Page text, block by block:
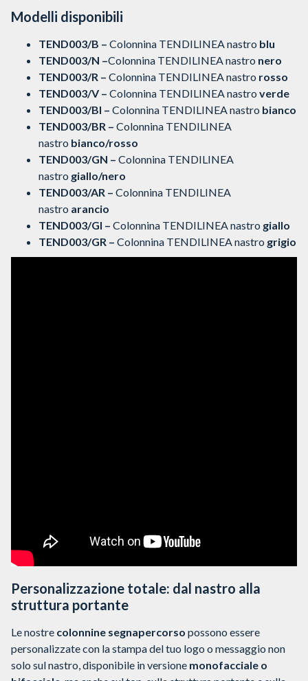
Modelli disponibili
TEND003/B – Colonnina TENDILINEA nastro blu
TEND003/N –Colonnina TENDILINEA nastro nero
TEND003/R – Colonnina TENDILINEA nastro rosso
TEND003/V – Colonnina TENDILINEA nastro verde
TEND003/BI – Colonnina TENDILINEA nastro bianco
TEND003/BR – Colonnina TENDILINEA
nastro bianco/rosso
TEND003/GN – Colonnina TENDILINEA
nastro giallo/nero
TEND003/AR – Colonnina TENDILINEA
nastro arancio
TEND003/GI – Colonnina TENDILINEA nastro giallo
TEND003/GR – Colonnina TENDILINEA nastro grigio
Personalizzazione totale: dal nastro alla
struttura portante
Le nostre colonnine segnapercorso possono essere
personalizzate con la stampa del tuo logo o messaggio non
solo sul nastro, disponibile in versione monofacciale o